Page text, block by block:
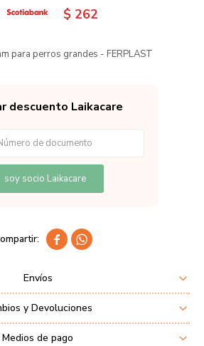
$ 262
para perros grandes - FERPLAST
descuento Laikacare
soy socio Laikacare
 
Envíos
y Devoluciones
Medios de pago